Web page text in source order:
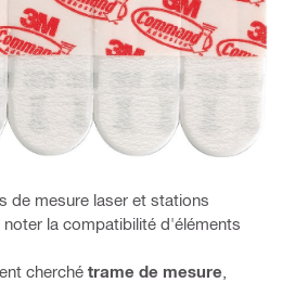
de mesure laser et stations
la compatibilité d'éléments
cherché trame de mesure